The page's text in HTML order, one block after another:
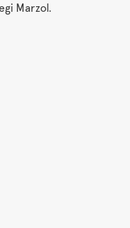
Marzol.